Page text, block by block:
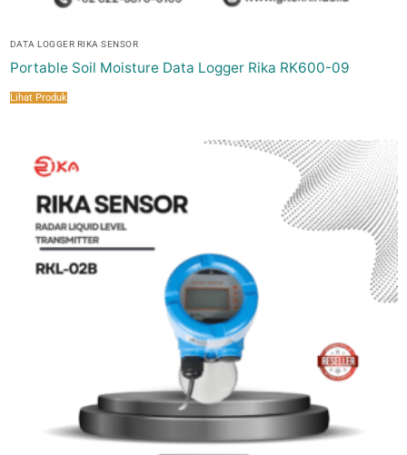
DATA LOGGER RIKA SENSOR
Portable Soil Moisture Data Logger Rika RK600-09
Lihat Produk